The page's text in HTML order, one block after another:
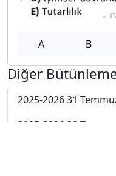
A B
Diğer
2025-2026 31
2025-2026 30 Temmuz